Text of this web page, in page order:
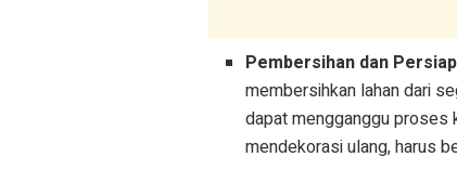
Pembersihan dan
membersihkan lahan dari
dapat mengganggu proses
mendekorasi ulang, harus